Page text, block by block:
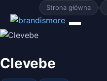
Strona główna ›
Clevebe